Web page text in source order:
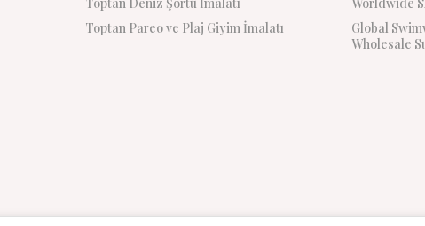
Toptan Pareo ve Plaj Giyim İmalatı
Global
Wholesale